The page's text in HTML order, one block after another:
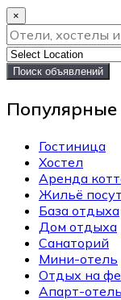
×
Поиск объявлений
Популярные
Гостиница
Хостел
Аренда
Жильё
База отдыха
Дом отдыха
Санаторий
Мини-отель
Отдых на
Апарт-отель